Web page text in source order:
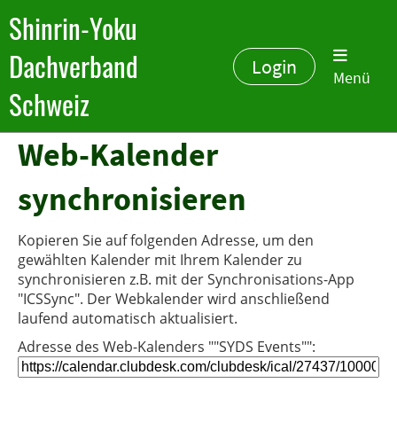
Shinrin-Yoku
Dachverband
Schweiz
Login Menü
Web-Kalender
synchronisieren
Kopieren Sie auf folgenden Adresse, um den
gewählten Kalender mit Ihrem Kalender zu
synchronisieren z.B. mit der Synchronisations-App
"ICSSync". Der Webkalender wird anschließend
laufend automatisch aktualisiert.
Adresse des Web-Kalenders ""SYDS Events"":